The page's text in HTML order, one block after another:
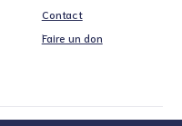
Contact
Faire un don